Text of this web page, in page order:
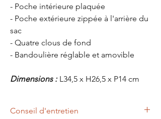
- Poche intérieure plaquée
- Poche extérieure zippée à l'arrière du
sac
- Quatre clous de fond
- Bandoulière réglable et amovible
Dimensions :L34,5 x H26,5 x P14 cm
Conseil d'entretien